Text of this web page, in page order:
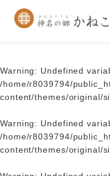
Warning: Undefined
/home/r8039794/
content/themes/original/
Warning: Undefined
/home/r8039794/
content/themes/original/